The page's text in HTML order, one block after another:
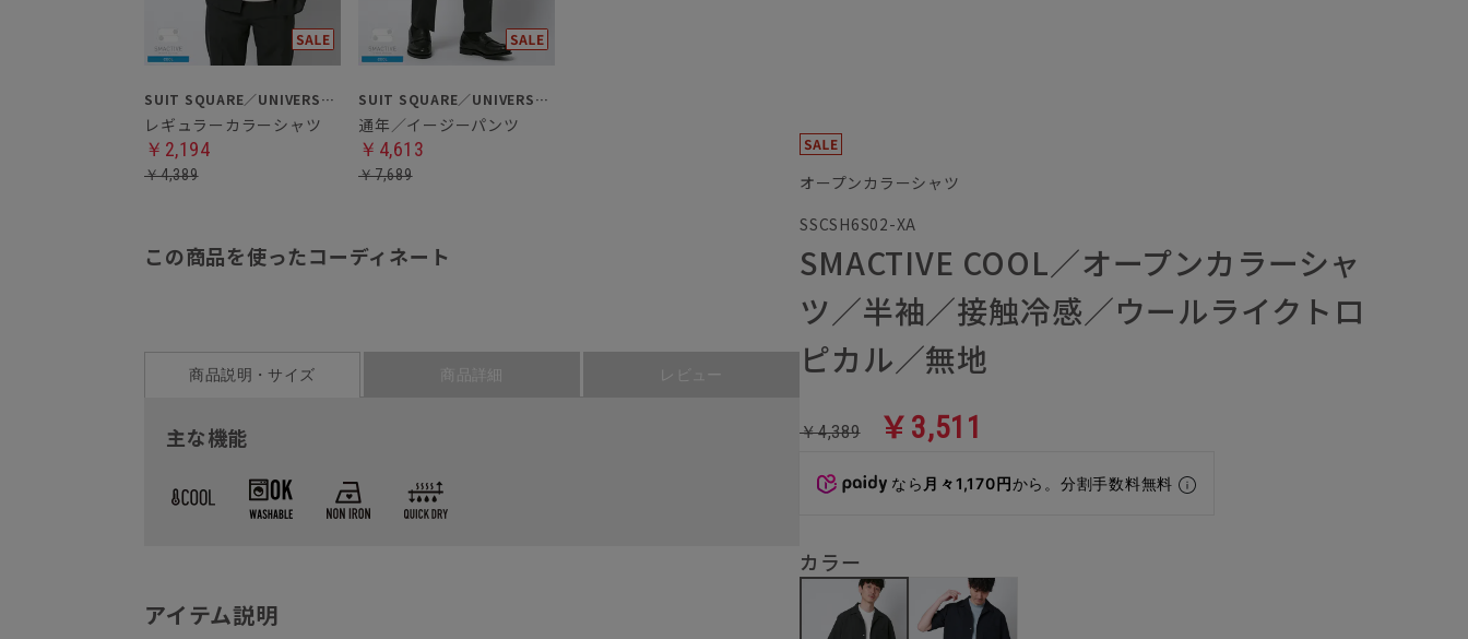
SUIT SQUARE／UNIVERSAL LANGUAGE
レギュラーカラーシャツ
￥2,194
￥4,389
SUIT SQUARE／UNIVERSAL LANGUAGE
通年／イージーパンツ
￥4,613
￥7,689
この商品を使ったコーディネート
商品説明・サイズ 商品詳細 レビュー
主な機能
アイテム説明
オープンカラーシャツ
SSCSH6S02-XA
SMACTIVE COOL／オープンカラーシャ
ツ／半袖／接触冷感／ウールライクトロ
ピカル／無地
￥4,389 ￥3,511
なら 月々1,170円から。分割手数料無料
カラー